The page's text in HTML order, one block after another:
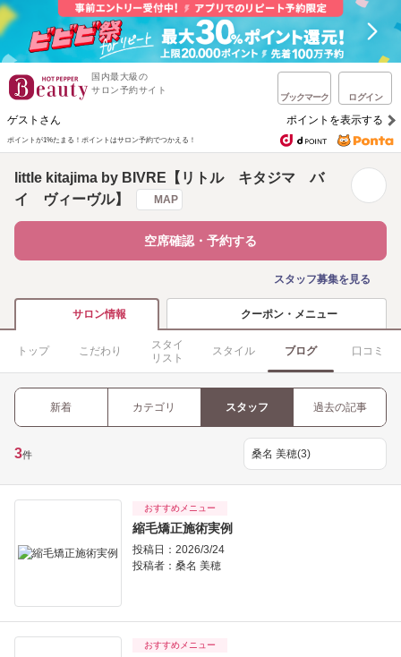
国内最大級の
サロン予約サイト
ブックマーク ログイン
ゲストさん ポイントを表示する
ポイントが1%たまる！ ポイントはサロン予約でつかえる！
little kitajima by BIVRE【リトル キタジマ バ
イ ヴィーヴル】
MAP
空席確認・予約する
スタッフ募集を見る
サロン情報 クーポン・メニュー
トップ こだわり
スタイ
リスト
スタイル ブログ 口コミ
新着 カテゴリ スタッフ 過去の記事
3件
おすすめメニュー
縮毛矯正施術実例
投稿日：2026/3/24
投稿者： 桑名 美穂
おすすめメニュー